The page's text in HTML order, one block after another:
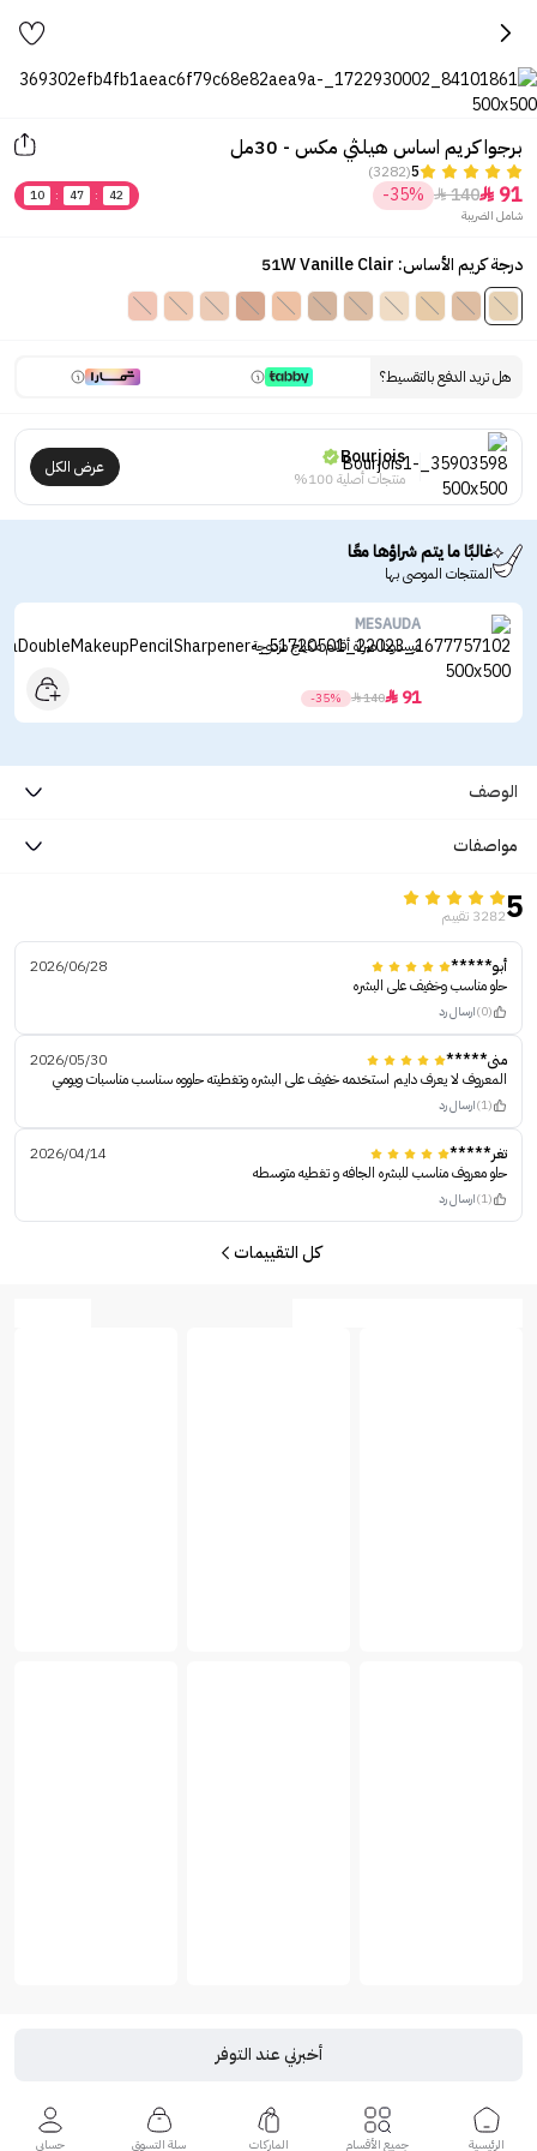
برجوا كريم اساس هيلثي مكس - 30مل
5
(3282)
91

140

-35%
10 : 47 :
42
شامل الضريبة
درجة كريم الأساس: 51W Vanille Clair
هل تريد الدفع بالتقسيط؟
Bourjois
منتجات أصلية 100%
عرض الكل
غالبًا ما يتم شراؤها معًا
المنتجات الموصى بها
MESAUDA
ميساودا مبراة أقلام مكياج مزدوجة
91

140

-35%
الوصف
مواصفات
53282 تقييم
أبو*****
2026/06/28
حلو مناسب وخفيف على البشره
(0) ارسال رد
منى*****
2026/05/30
المعروف لا يعرف دايم استخدمه خفيف على البشره وتغطيته حلووه سناسب مناسبات ويومي
(1) ارسال رد
تغر*****
2026/04/14
حلو معروف مناسب للبشره الجافه و تغطيه متوسطه
(1) ارسال رد
كل التقييمات
أخبرني عند التوفر
الرئيسية جميع الأقسام الماركات سلة التسوق حسابي